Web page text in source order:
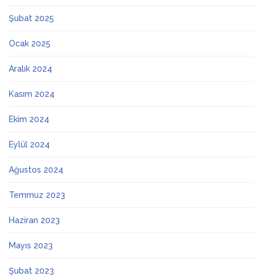
Şubat 2025
Ocak 2025
Aralık 2024
Kasım 2024
Ekim 2024
Eylül 2024
Ağustos 2024
Temmuz 2023
Haziran 2023
Mayıs 2023
Şubat 2023